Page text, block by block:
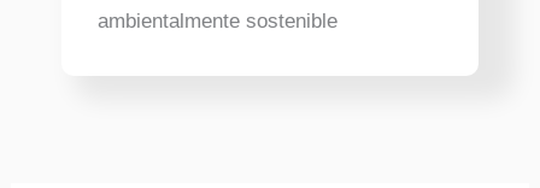
ambientalmente sostenible